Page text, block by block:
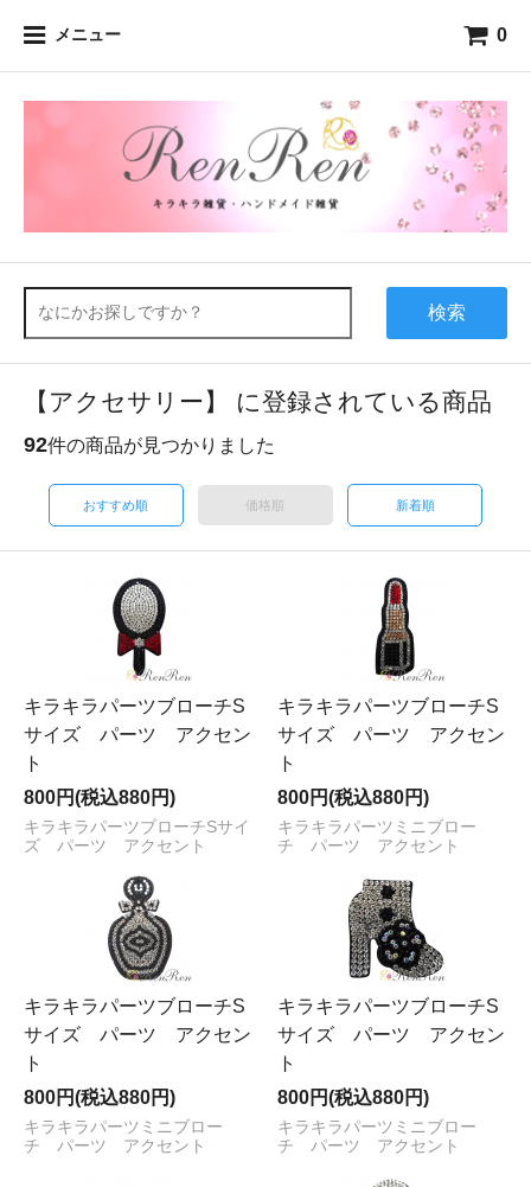
メニュー 0
検索
【アクセサリー】 に登録されている商品
92件の商品が見つかりました
おすすめ順 価格順 新着順
キラキラパーツブローチS
サイズ パーツ アクセン
ト
800円(税込880円)
キラキラパーツブローチSサイ
ズ パーツ アクセント
キラキラパーツブローチS
サイズ パーツ アクセン
ト
800円(税込880円)
キラキラパーツミニブロー
チ パーツ アクセント
キラキラパーツブローチS
サイズ パーツ アクセン
ト
800円(税込880円)
キラキラパーツミニブロー
チ パーツ アクセント
キラキラパーツブローチS
サイズ パーツ アクセン
ト
800円(税込880円)
キラキラパーツミニブロー
チ パーツ アクセント